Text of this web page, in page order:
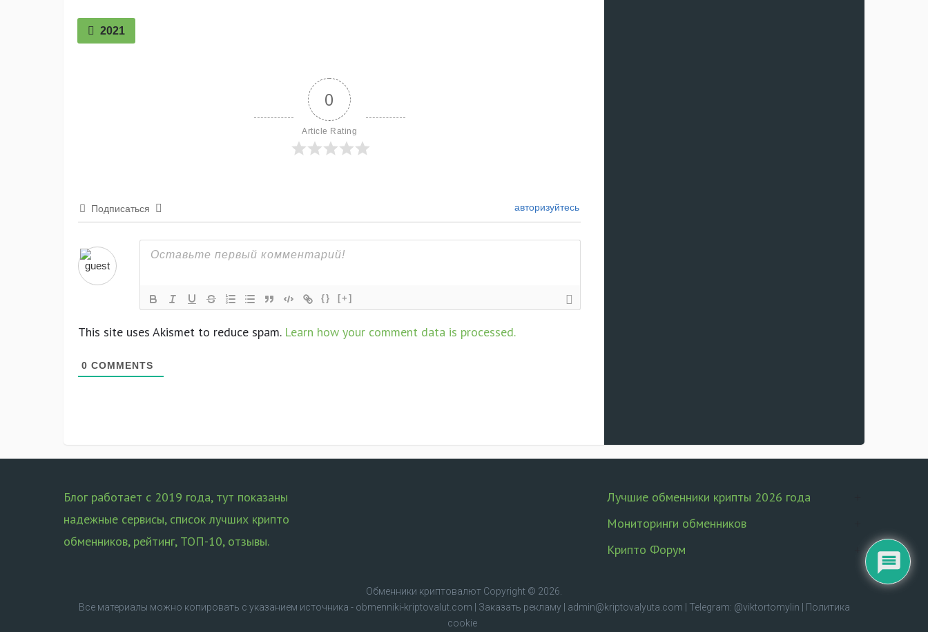
2021
0
Article Rating
Подписаться авторизуйтесь
{} [+]
This site uses Akismet to reduce spam. Learn how your comment data is processed.
0 COMMENTS
Блог работает с 2019 года, тут показаны
надежные сервисы, список лучших крипто
обменников, рейтинг, ТОП-10, отзывы.
Лучшие обменники крипты 2026 года
Мониторинги обменников
Крипто Форум
Обменники криптовалют Copyright © 2026.
Все материалы можно копировать с указанием источника - obmenniki-kriptovalut.com
Заказать рекламу| admin@kriptovalyuta.com Telegram: @viktortomylin
Политика
cookie